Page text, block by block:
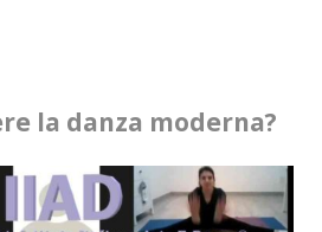
la danza moderna?